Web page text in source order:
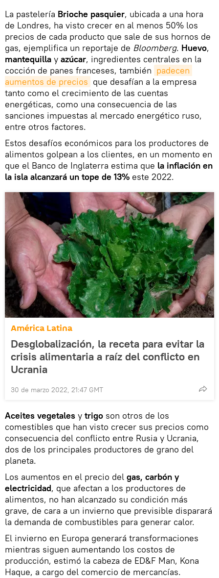
La pastelería Brioche pasquier, ubicada a una hora
de Londres, ha visto crecer en al menos 50% los
precios de cada producto que sale de sus hornos de
gas, ejemplifica un reportaje de Bloomberg. Huevo,
mantequilla y azúcar, ingredientes centrales en la
cocción de panes franceses, también padecen
aumentos de precios que desafían a la empresa
tanto como el crecimiento de las cuentas
energéticas, como una consecuencia de las
sanciones impuestas al mercado energético ruso,
entre otros factores.
Estos desafíos económicos para los productores de
alimentos golpean a los clientes, en un momento en
que el Banco de Inglaterra estima que la inflación en
la isla alcanzará un tope de 13% este 2022.
América Latina
Desglobalización, la receta para evitar la
crisis alimentaria a raíz del conflicto en
Ucrania
30 de marzo 2022, 21:47 GMT
Aceites vegetales y trigo son otros de los
comestibles que han visto crecer sus precios como
consecuencia del conflicto entre Rusia y Ucrania,
dos de los principales productores de grano del
planeta.
Los aumentos en el precio del gas, carbón y
electricidad, que afectan a los productores de
alimentos, no han alcanzado su condición más
grave, de cara a un invierno que previsible disparará
la demanda de combustibles para generar calor.
El invierno en Europa generará transformaciones
mientras siguen aumentando los costos de
producción, estimó la cabeza de ED&F Man, Kona
Haque, a cargo del comercio de mercancías.